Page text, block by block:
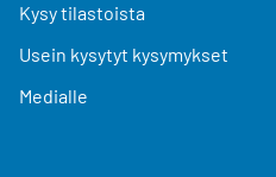
Kysy tilastoista
Usein kysytyt kysymykset
Medialle